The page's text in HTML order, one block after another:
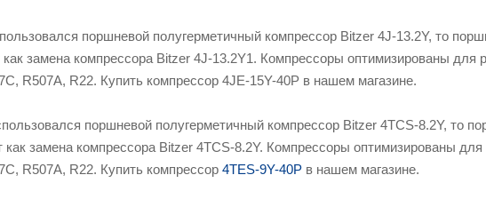
поршневой полугерметичный компрессор Bitzer 4J-13.2Y, то
замена компрессора Bitzer 4J-13.2Y1. Компрессоры оптимизированы для
R507A, R22. Купить компрессор 4JE-15Y-40P в нашем магазине.
поршневой полугерметичный компрессор Bitzer 4TCS-8.2Y, то
замена компрессора Bitzer 4TCS-8.2Y. Компрессоры оптимизированы
R507A, R22. Купить компрессор 4TES-9Y-40P в нашем магазине.